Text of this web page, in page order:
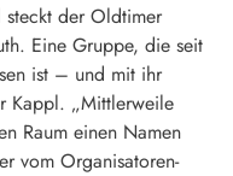
steckt der Oldtimer
Eine Gruppe, die seit
ist – und mit ihr
Kappl. „Mittlerweile
Raum einen Namen
vom Organisatoren-